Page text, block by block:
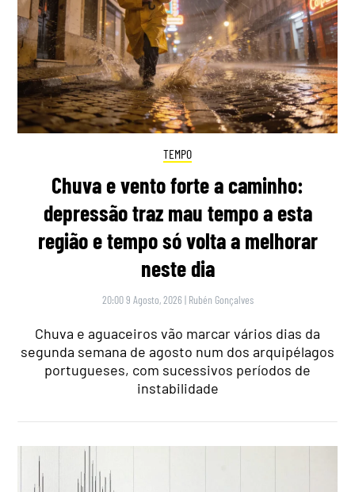
TEMPO
Chuva e vento forte a caminho:
depressão traz mau tempo a esta
região e tempo só volta a melhorar
neste dia
20:00 9 Agosto, 2026 | Rubén Gonçalves
Chuva e aguaceiros vão marcar vários dias da
segunda semana de agosto num dos arquipélagos
portugueses, com sucessivos períodos de
instabilidade